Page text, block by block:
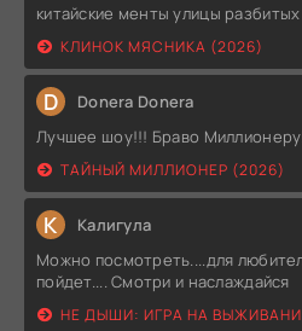
китайские менты улицы
КЛИНОК МЯСНИКА (2026)
D Donera Donera
Лучшее шоу!!! Браво
ТАЙНЫЙ МИЛЛИОНЕР (2026)
К Калигула
Можно посмотреть....для
пойдет.... Смотри и наслаждайся
НЕ ДЫШИ: ИГРА НА